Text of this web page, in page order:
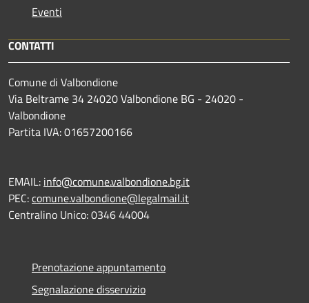
Eventi
CONTATTI
Comune di Valbondione
Via Beltrame 34 24020 Valbondione BG - 24020 -
Valbondione
Partita IVA: 01657200166
EMAIL: info@comune.valbondione.bg.it
PEC:comune.valbondione@legalmail.it
Centralino Unico: 0346 44004
Prenotazione appuntamento
Segnalazione disservizio